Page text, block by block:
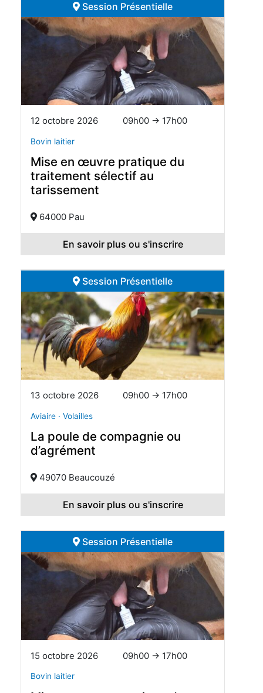
Session Présentielle
12 octobre 2026 09h00 → 17h00
Bovin laitier
Mise en œuvre pratique du
traitement sélectif au
tarissement
64000 Pau
En savoir plus ou s'inscrire
Session Présentielle
13 octobre 2026 09h00 → 17h00
Aviaire · Volailles
La poule de compagnie ou
d’agrément
49070 Beaucouzé
En savoir plus ou s'inscrire
Session Présentielle
15 octobre 2026 09h00 → 17h00
Bovin laitier